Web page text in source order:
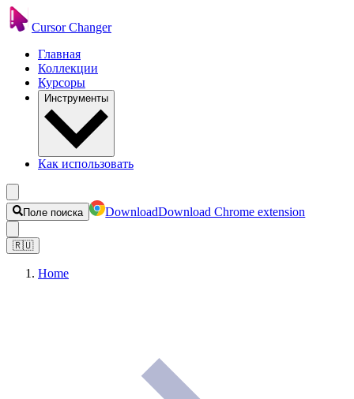
Cursor Changer
Главная
Коллекции
Курсоры
Инструменты
Как использовать
Поле поиска DownloadDownload Chrome extension
🇷🇺
Home